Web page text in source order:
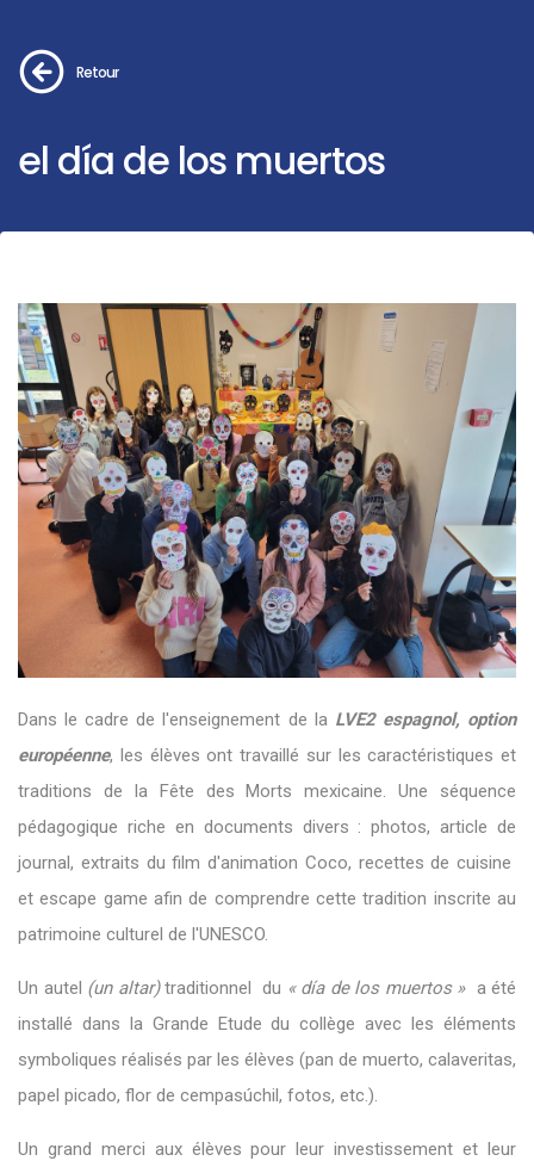
Retour
el día de los muertos
Dans le cadre de l'enseignement de la LVE2 espagnol, option
européenne, les élèves ont travaillé sur les caractéristiques et
traditions de la Fête des Morts mexicaine. Une séquence
pédagogique riche en documents divers : photos, article de
journal, extraits du film d'animation Coco, recettes de cuisine
et escape game afin de comprendre cette tradition inscrite au
patrimoine culturel de l'UNESCO.
Un autel (un altar)traditionnel du « día de los muertos »a été
installé dans la Grande Etude du collège avec les éléments
symboliques réalisés par les élèves (pan de muerto, calaveritas,
papel picado, flor de cempasúchil, fotos, etc.).
Un grand merci aux élèves pour leur investissement et leur